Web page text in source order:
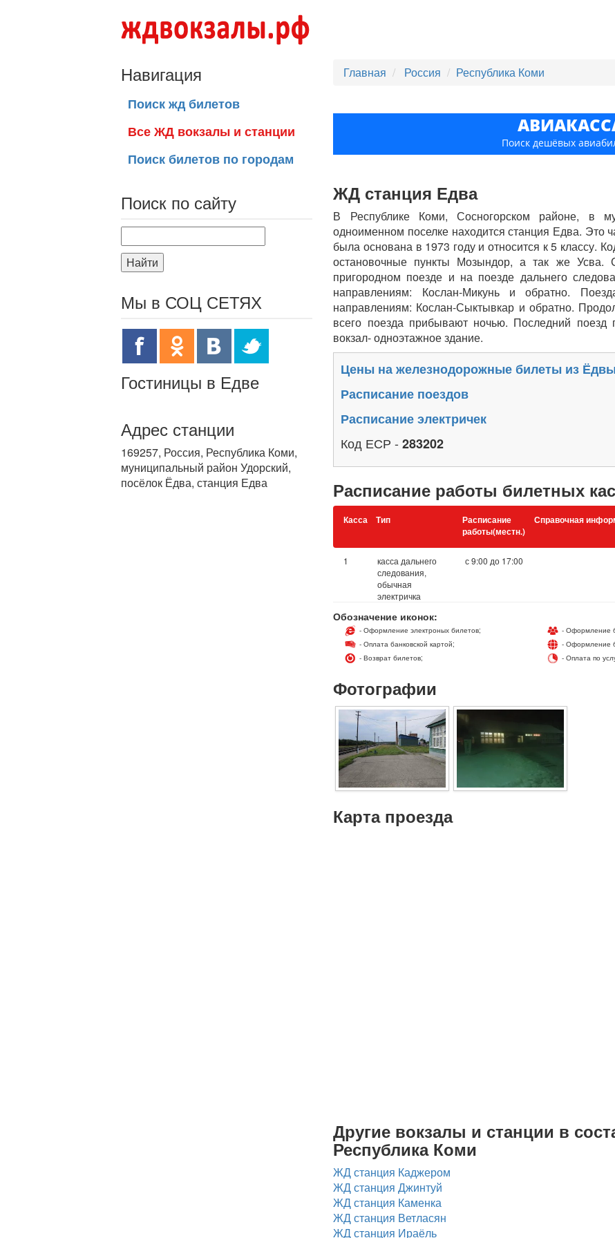
Главная Россия Республика Коми
Поиск дешёвых
ЖД станция Едва
В Республике Коми, Сосногорском районе, в
одноименном поселке находится станция Едва. Это
была основана в 1973 году и относится к 5 классу.
остановочные пункты Мозындор, а так же
пригородном поезде и на поезде дальнего
направлениям: Кослан-Микунь и обратно.
направлениям: Кослан-Сыктывкар и обратно.
всего поезда прибывают ночью. Последний
вокзал- одноэтажное здание.
Цены на железнодорожные билеты из Ёдвы
Расписание поездов
Расписание электричек
Код ЕСР -283202
Расписание работы билетных
Касса Тип
Расписание
работы(местн.)
Справочная
1
касса дальнего
следования,
обычная
электричка
с 9:00 до 17:00
Обозначение иконок:
- Оформление электроных билетов;
- Оплата банковской картой;
- Возврат билетов;
- Оформление
- Оформление
- Оплата по
Фотографии
Карта проезда
Другие вокзалы и станции в
Республика Коми
ЖД станция Каджером
ЖД станция Джинтуй
ЖД станция Каменка
ЖД станция Ветласян
ЖД станция Ираёль
Навигация
Поиск жд билетов
Все ЖД вокзалы и станции
Поиск билетов по городам
Поиск по сайту
Найти
Мы в СОЦ СЕТЯХ
Гостиницы в Едве
Адрес станции
169257, Россия, Республика Коми,
муниципальный район Удорский,
посёлок Ёдва, станция Едва